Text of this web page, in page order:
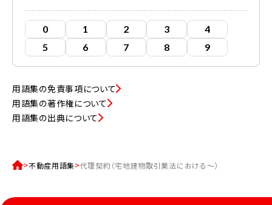
0 1 2 3
4
5
6 7 8 9
用語集の免責事項について
用語集の著作権について
用語集の出典について
不動産用語集 代理契約（宅地建物取引業法における～）